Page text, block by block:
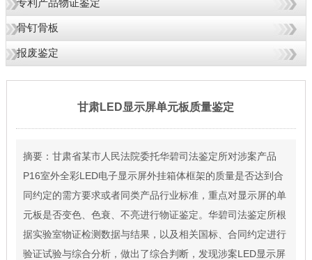
骨钉骨板
报废鉴定
甘肃LED显示屏单元板质量鉴定
摘要：甘肃省某市人民法院委托华碧司法鉴定所对涉案产品
P16室外全彩LED电子显示屏外挂箱体框架的质量是否达到合
同约定的需方要求或者同类产品行业标准，重点对显示屏的单
元板是否变色、色衰、不亮进行物证鉴定。华碧司法鉴定所根
据实验室物证检测数据与结果，以及相关国标、合同约定进行
验证试验与综合分析，做出了综合判断，发现涉案LED显示屏